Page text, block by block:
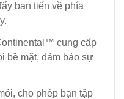
bạn tiến về phía
cung cấp
bề mặt, đảm bảo sự
cho phép bạn tập